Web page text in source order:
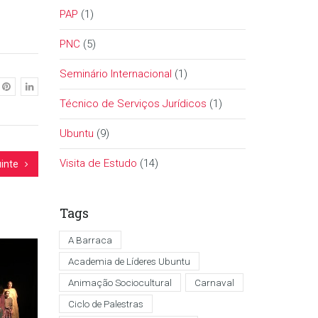
PAP (1)
PNC (5)
Seminário Internacional (1)
Técnico de Serviços Jurídicos (1)
Ubuntu (9)
Visita de Estudo (14)
Tags
A Barraca
Academia de Líderes Ubuntu
Animação Sociocultural
Carnaval
Ciclo de Palestras